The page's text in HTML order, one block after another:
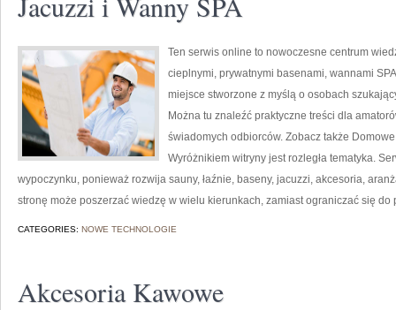
Ten serwis online to nowoczesne centrum
cieplnymi, prywatnymi basenami, wannami
miejsce stworzone z myślą o osobach
Można tu znaleźć praktyczne treści dla
świadomych odbiorców. Zobacz także
Wyróżnikiem witryny jest rozległa tematyka.
wypoczynku, ponieważ rozwija sauny, łaźnie, baseny, jacuzzi, akcesoria,
stronę może poszerzać wiedzę w wielu kierunkach, zamiast ograniczać się do
CATEGORIES: NOWE TECHNOLOGIE
Akcesoria Kawowe